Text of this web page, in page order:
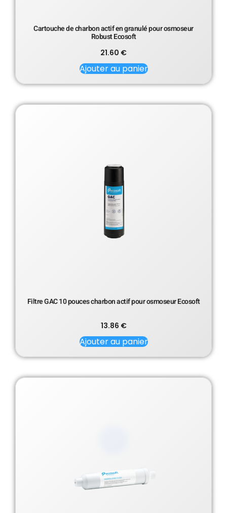
Cartouche de charbon actif en granulé pour osmoseur
Robust Ecosoft
21.60 €
Ajouter au panier
Filtre GAC 10 pouces charbon actif pour osmoseur Ecosoft
13.86 €
Ajouter au panier